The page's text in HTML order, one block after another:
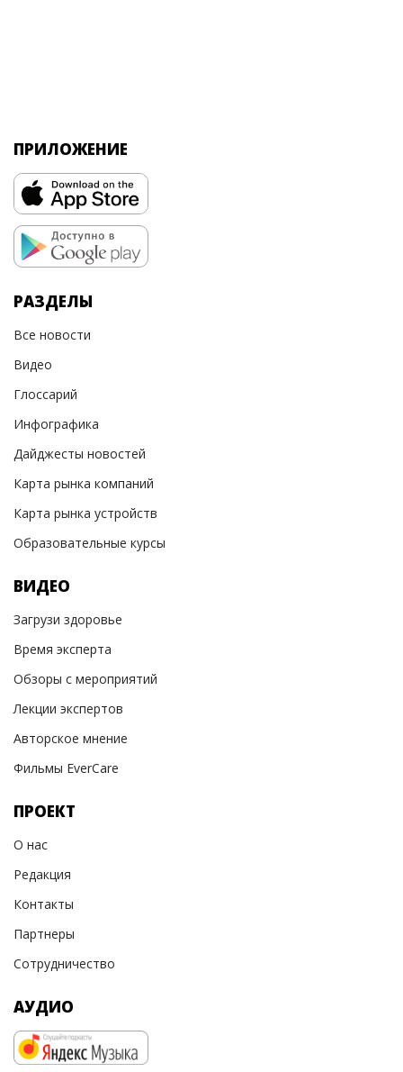
ПРИЛОЖЕНИЕ
РАЗДЕЛЫ
Все новости
Видео
Глоссарий
Инфографика
Дайджесты новостей
Карта рынка компаний
Карта рынка устройств
Образовательные курсы
ВИДЕО
Загрузи здоровье
Время эксперта
Обзоры с мероприятий
Лекции экспертов
Авторское мнение
Фильмы EverCare
ПРОЕКТ
О нас
Редакция
Контакты
Партнеры
Сотрудничество
АУДИО